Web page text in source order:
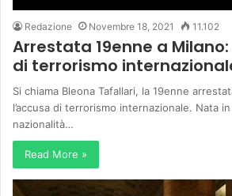
Redazione Novembre 18, 2021 11.102
Arrestata 19enne a
di terrorismo
Si chiama Bleona Tafallari, la 19enne
l’accusa di terrorismo internazionale. Nata
nazionalità…
Read More »